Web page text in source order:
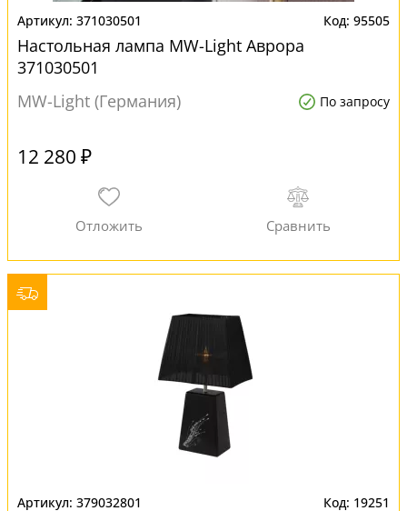
371030501 95505
Настольная лампа MW-Light Аврора
371030501
MW-Light (Германия)
По запросу
12 280 ₽
379032801 19251